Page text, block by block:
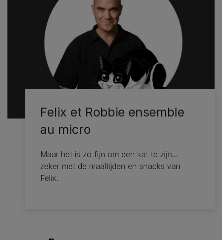
Felix et Robbie ensemble
au micro
Maar het is zo fijn om een kat te zijn…
zeker met de maaltijden en snacks van
Felix.